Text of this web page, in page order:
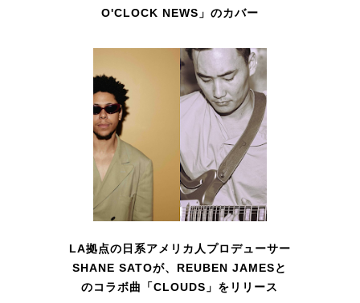
O'CLOCK NEWS」のカバー
LA拠点の日系アメリカ人プロデューサー
SHANE SATOが、REUBEN JAMESと
のコラボ曲「CLOUDS」をリリース